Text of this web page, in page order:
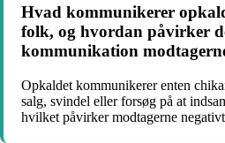
Hvad kommunikerer
folk, og hvordan påvirker
kommunikation
Opkaldet kommunikerer enten
salg, svindel eller forsøg på at
hvilket påvirker modtagerne